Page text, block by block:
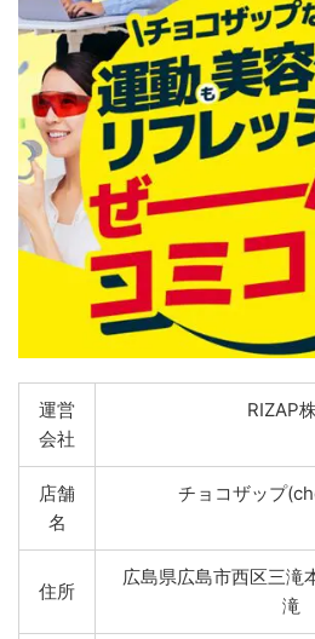
運営
会社
RIZAP
店舗
名
チョコザップ
住所
広島県広島市西区三
滝